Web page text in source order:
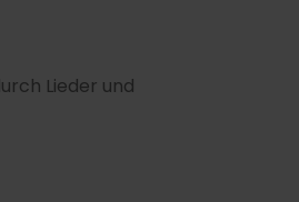
Lieder und